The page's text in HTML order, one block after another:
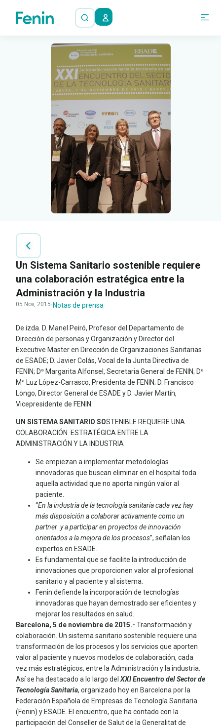
Un Sistema Sanitario sostenible requiere
una colaboración estratégica entre la
Administración y la Industria
05 Nov, 2015· Notas de prensa
De izda. D. Manel Peiró, Profesor del Departamento de
Dirección de personas y Organización y Director del
Executive Master en Dirección de Organizaciones Sanitarias
de ESADE; D. Javier Colás, Vocal de la Junta Directiva de
FENIN; Dª Margarita Alfonsel, Secretaria General de FENIN; Dª
Mª Luz López-Carrasco, Presidenta de FENIN; D. Francisco
Longo, Director General de ESADE y D. Javier Martín,
Vicepresidente de FENIN.
UN SISTEMA SANITARIO SOSTENIBLE REQUIERE UNA
COLABORACIÓN ESTRATÉGICA ENTRE LA
ADMINISTRACIÓN Y LA INDUSTRIA
Se empiezan a implementar metodologías
innovadoras que buscan eliminar en el hospital toda
aquella actividad que no aporta ningún valor al
paciente.
“En la industria de la tecnología sanitaria cada vez hay
más disposición a colaborar activamente como un
partner y a participar en proyectos de innovación
orientados a la mejora de los procesos”, señalan los
expertos en ESADE.
Es fundamental que se facilite la introducción de
innovaciones que proporcionen valor al profesional
sanitario y al paciente y al sistema.
Fenin defiende la incorporación de tecnologías
innovadoras que hayan demostrado ser eficientes y
mejorar los resultados en salud.
Barcelona, 5 de noviembre de 2015.- Transformación y
colaboración. Un sistema sanitario sostenible requiere una
transformación de los procesos y los servicios que aporten
valor al paciente y nuevos modelos de colaboración, cada
vez más estratégicos, entre la Administración y la industria.
Así se ha destacado a lo largo del XXI Encuentro del Sector de
Tecnología Sanitaria, organizado hoy en Barcelona por la
Federación Española de Empresas de Tecnología Sanitaria
(Fenin) y ESADE. El encuentro, que ha contado con la
participación del Conseller de Salut de la Generalitat de